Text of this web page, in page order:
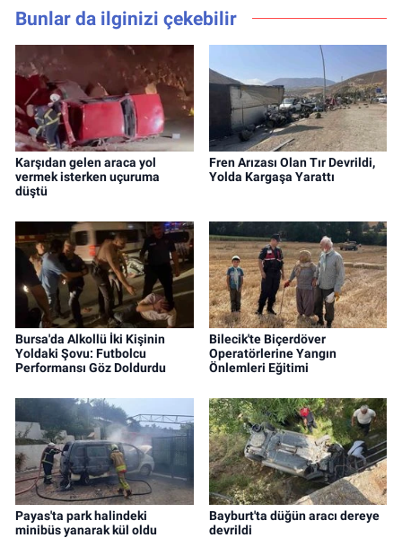
Bunlar da ilginizi çekebilir
Karşıdan gelen araca yol
vermek isterken uçuruma
düştü
Fren Arızası Olan Tır Devrildi,
Yolda Kargaşa Yarattı
Bursa'da Alkollü İki Kişinin
Yoldaki Şovu: Futbolcu
Performansı Göz Doldurdu
Bilecik'te Biçerdöver
Operatörlerine Yangın
Önlemleri Eğitimi
Payas'ta park halindeki
minibüs yanarak kül oldu
Bayburt'ta düğün aracı dereye
devrildi